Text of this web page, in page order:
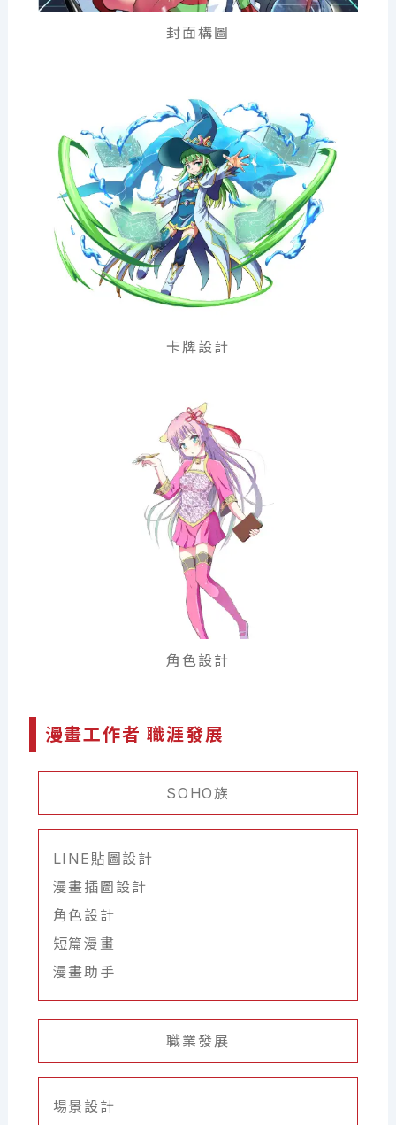
封面構圖
卡牌設計
角色設計
漫畫工作者 職涯發展
SOHO族
LINE貼圖設計
漫畫插圖設計
角色設計
短篇漫畫
漫畫助手
職業發展
場景設計